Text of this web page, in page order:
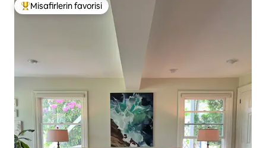
Misafirlerin favorilerinden en beğenilenler arasında
Misafirlerin favorisi